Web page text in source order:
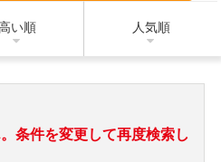
い順 人気順
条件を変更して再度検索し